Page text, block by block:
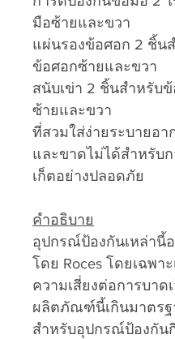
มือซ้ายและขวา
แผ่นรองข้อศอก 2 ชิ้น
ข้อศอกซ้ายและขวา
สนับเข่า 2 ชิ้นสำหรับ
ซ้ายและขวา
ที่สวมใส่ง่ายระบายอา
และขาดไม่ได้สำหรับก
เก็ตอย่างปลอดภัย
คำอธิบาย
อุปกรณ์ป้องกันเหล่านี้
โดย Roces โดยเฉพา
ความเสี่ยงต่อการบาด
ผลิตภัณฑ์นี้เกินมาตรฐ
สำหรับอุปกรณ์ป้องกัน